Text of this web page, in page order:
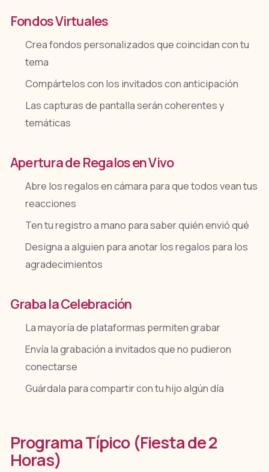
Fondos Virtuales
Crea fondos personalizados que coincidan con tu
tema
Compártelos con los invitados con anticipación
Las capturas de pantalla serán coherentes y
temáticas
Apertura de Regalos en Vivo
Abre los regalos en cámara para que todos vean tus
reacciones
Ten tu registro a mano para saber quién envió qué
Designa a alguien para anotar los regalos para los
agradecimientos
Graba la Celebración
La mayoría de plataformas permiten grabar
Envía la grabación a invitados que no pudieron
conectarse
Guárdala para compartir con tu hijo algún día
Programa Típico (Fiesta de 2
Horas)